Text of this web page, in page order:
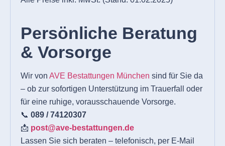
Persönliche Beratung
& Vorsorge
Wir von AVE Bestattungen München sind für Sie da
– ob zur sofortigen Unterstützung im Trauerfall oder
für eine ruhige, vorausschauende Vorsorge.
📞 089 / 74120307
📩 post@ave-bestattungen.de
Lassen Sie sich beraten – telefonisch, per E-Mail